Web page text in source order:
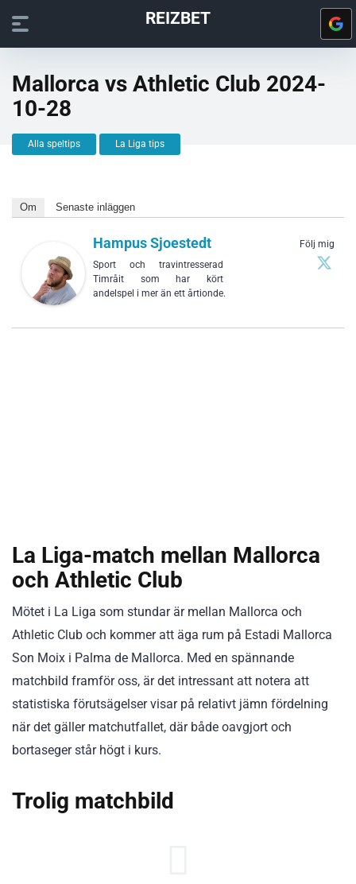
REIZBET
Mallorca vs Athletic Club 2024-
10-28
Alla speltips La Liga tips
Om Senaste inläggen
Följ mig
Hampus Sjoestedt
Sport och travintresserad
Timråit som har kört
andelspel i mer än ett årtionde.
La Liga-match mellan Mallorca
och Athletic Club
Mötet i La Liga som stundar är mellan Mallorca och
Athletic Club och kommer att äga rum på Estadi Mallorca
Son Moix i Palma de Mallorca. Med en spännande
matchbild framför oss, är det intressant att notera att
statistiska förutsägelser visar på relativt jämn fördelning
när det gäller matchutfallet, där både oavgjort och
bortaseger står högt i kurs.
Trolig matchbild